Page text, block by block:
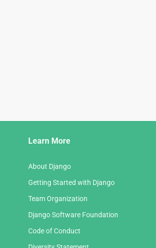
Learn More
About Django
Getting Started with Django
Team Organization
Django Software Foundation
Code of Conduct